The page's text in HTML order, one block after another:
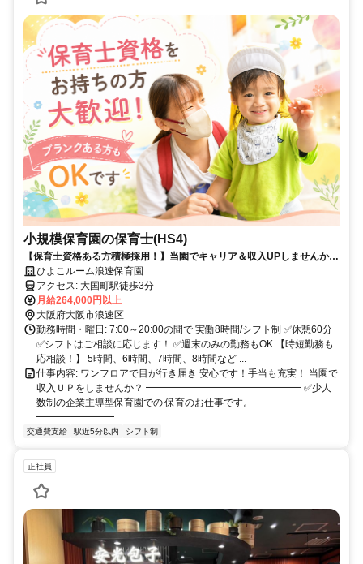
小規模保育園の保育士(HS4)
【保育士資格ある方積極採用！】当園でキャリア＆収入UPしませんか。
スタッフ全員女性！20～60代の幅広い層が在籍★有給消化率100％【残
業なし】【年間休日120日】【長期休暇OK】
ひよこルーム浪速保育園
アクセス: 大国町駅徒歩3分
月給264,000円以上
大阪府大阪市浪速区
勤務時間・曜日: 7:00～20:00の間で 実働8時間/シフト制 ✅休憩60分
✅シフトはご相談に応じます！ ✅週末のみの勤務もOK 【時短勤務も
応相談！】 5時間、6時間、7時間、8時間など ...
仕事内容: ワンフロアで目が行き届き 安心です！手当も充実！ 当園で
収入ＵＰをしませんか？ ━━━━━━━━━━━━━━━━ ✅少人
数制の企業主導型保育園での 保育のお仕事です。
━━━━━━━━...
交通費支給 駅近5分以内 シフト制
正社員